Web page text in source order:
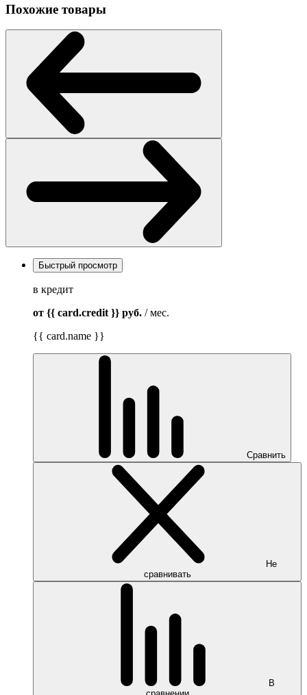
Похожие товары
Быстрый просмотр
в кредит
от {{ card.credit }} руб. / мес.
{{ card.name }}
Сравнить
Не
сравнивать
В